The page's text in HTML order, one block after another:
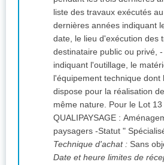
liste des travaux exécutés
dernières années indiquant
date, le lieu d'exécution des
destinataire public ou privé, - Déclaration
indiquant l'outillage, le
l'équipement technique dont
dispose pour la réalisation
même nature. Pour le Lot 13 : Certification
QUALIPAYSAGE :
paysagers -Statut "
Technique d'achat : Sans
Date et heure limites de